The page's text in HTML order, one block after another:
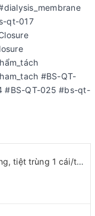
qt-017
#BS-QT-
#BS-QT-025 #bs-qt-
Phiến nuôi cấy tế bào 6 giếng, tiệt trùng 1 cái/túi (Cell Culture Plates), mã 07-6006, Biologix-USA